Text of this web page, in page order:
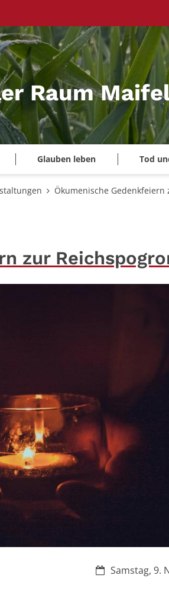
Raum
Glauben leben Tod
Ökumenische
zur
Datum:
Samstag, 9.